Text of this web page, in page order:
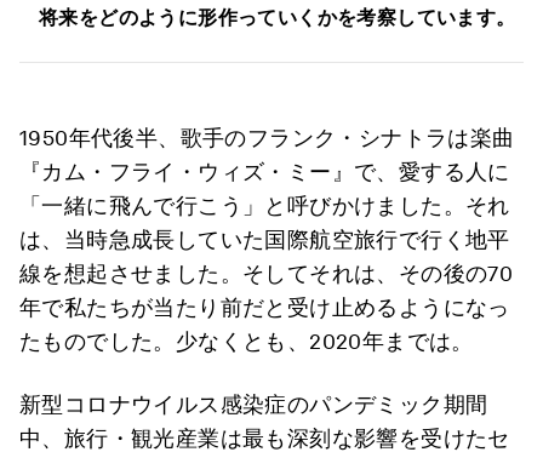
将来をどのように形作っていくかを考察しています。
1950年代後半、歌手のフランク・シナトラは楽曲
『カム・フライ・ウィズ・ミー』で、愛する人に
「一緒に飛んで行こう」と呼びかけました。それ
は、当時急成長していた国際航空旅行で行く地平
線を想起させました。そしてそれは、その後の70
年で私たちが当たり前だと受け止めるようになっ
たものでした。少なくとも、2020年までは。
新型コロナウイルス感染症のパンデミック期間
中、旅行・観光産業は最も深刻な影響を受けたセ